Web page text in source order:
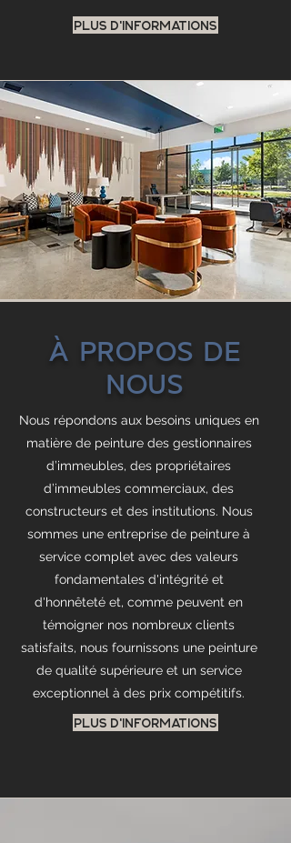
PLUS D'INFORMATIONS
À propos de
nous
Nous répondons aux besoins uniques en
matière de peinture des gestionnaires
d’immeubles, des propriétaires
d’immeubles commerciaux, des
constructeurs et des institutions. Nous
sommes une entreprise de peinture à
service complet avec des valeurs
fondamentales d'intégrité et
d'honnêteté et, comme peuvent en
témoigner nos nombreux clients
satisfaits, nous fournissons une peinture
de qualité supérieure et un service
exceptionnel à des prix compétitifs.
PLUS D'INFORMATIONS